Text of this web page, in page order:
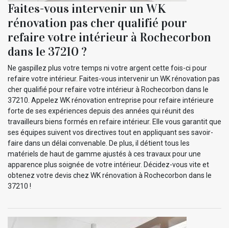
Faites-vous intervenir un WK
rénovation pas cher qualifié pour
refaire votre intérieur à Rochecorbon
dans le 37210 ?
Ne gaspillez plus votre temps ni votre argent cette fois-ci pour
refaire votre intérieur. Faites-vous intervenir un WK rénovation pas
cher qualifié pour refaire votre intérieur à Rochecorbon dans le
37210. Appelez WK rénovation entreprise pour refaire intérieure
forte de ses expériences depuis des années qui réunit des
travailleurs biens formés en refaire intérieur. Elle vous garantit que
ses équipes suivent vos directives tout en appliquant ses savoir-
faire dans un délai convenable. De plus, il détient tous les
matériels de haut de gamme ajustés à ces travaux pour une
apparence plus soignée de votre intérieur. Décidez-vous vite et
obtenez votre devis chez WK rénovation à Rochecorbon dans le
37210 !